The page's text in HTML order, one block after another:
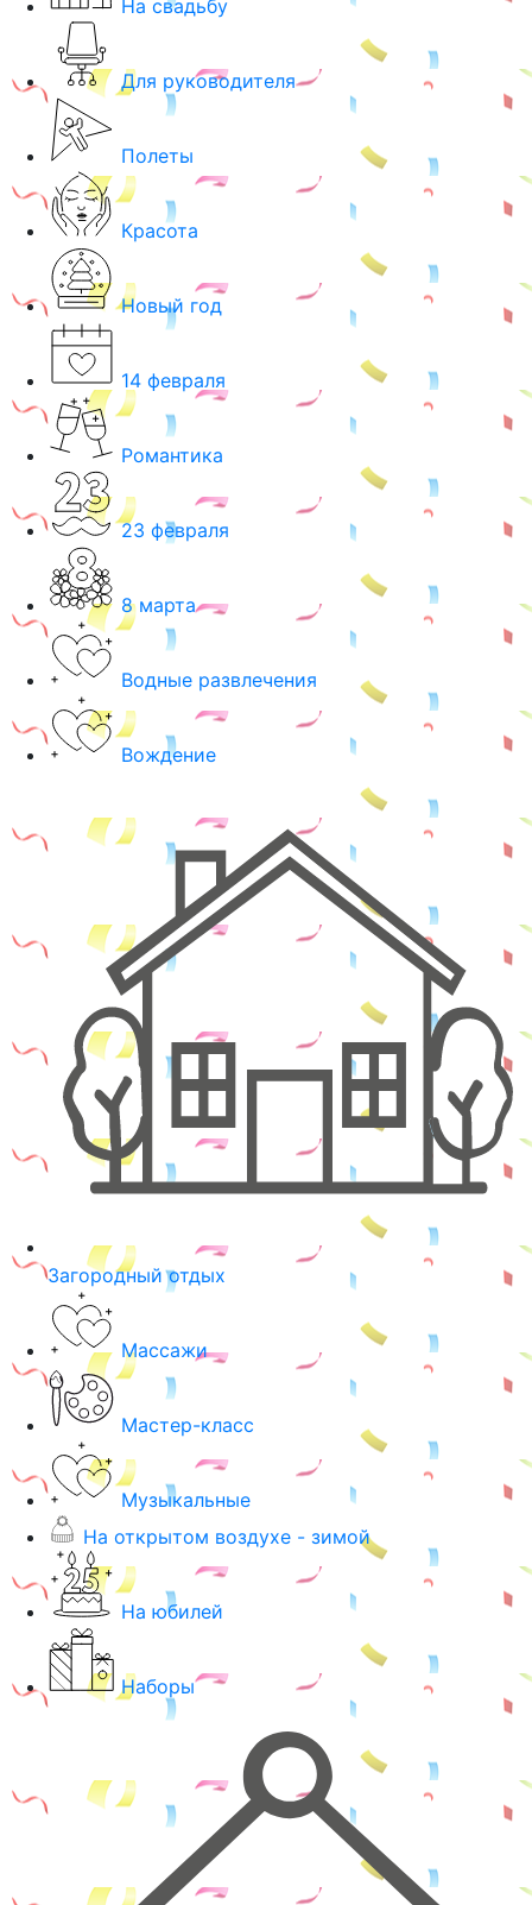
На свадьбу
Для руководителя
Полеты
Красота
Новый год
14 февраля
Романтика
23 февраля
8 марта
Водные развлечения
Вождение
Загородный отдых
Массажи
Мастер-класс
Музыкальные
На открытом воздухе - зимой
На юбилей
Наборы